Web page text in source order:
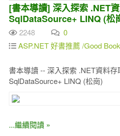
[書本導讀] 深入探索 .NET
SqlDataSource+ LINQ (松
2248
0
ASP.NET 好書推薦 /Good
書本導讀 -- 深入探索 .NET資料
SqlDataSource+ LINQ (松崗)
...繼續閱讀 »